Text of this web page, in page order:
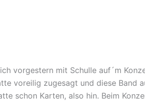
vorgestern mit Schulle auf´m
voreilig zugesagt und diese Band
schon Karten, also hin. Beim